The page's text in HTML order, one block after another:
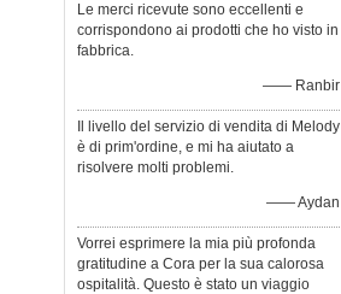
Le merci ricevute sono eccellenti e
corrispondono ai prodotti che ho visto in
fabbrica.
—— Ranbir
Il livello del servizio di vendita di Melody
è di prim'ordine, e mi ha aiutato a
risolvere molti problemi.
—— Aydan
Vorrei esprimere la mia più profonda
gratitudine a Cora per la sua calorosa
ospitalità. Questo è stato un viaggio